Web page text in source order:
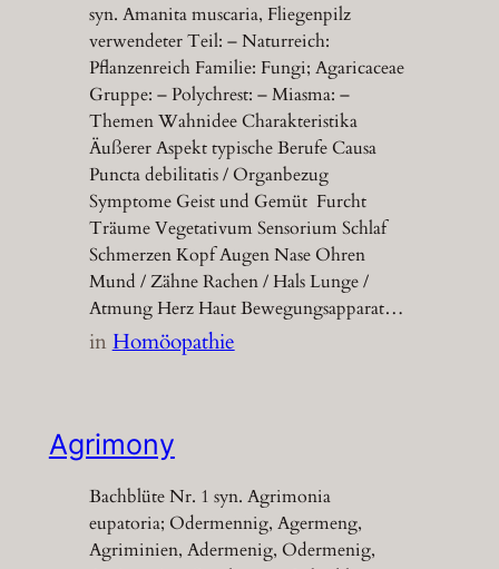
syn. Amanita muscaria, Fliegenpilz
verwendeter Teil: – Naturreich:
Pflanzenreich Familie: Fungi; Agaricaceae
Gruppe: – Polychrest: – Miasma: –
Themen Wahnidee Charakteristika
Äußerer Aspekt typische Berufe Causa
Puncta debilitatis / Organbezug
Symptome Geist und Gemüt Furcht
Träume Vegetativum Sensorium Schlaf
Schmerzen Kopf Augen Nase Ohren
Mund / Zähne Rachen / Hals Lunge /
Atmung Herz Haut Bewegungsapparat…
inHomöopathie
Agrimony
Bachblüte Nr. 1 syn. Agrimonia
eupatoria; Odermennig, Agermeng,
Agriminien, Adermenig, Odermenig,